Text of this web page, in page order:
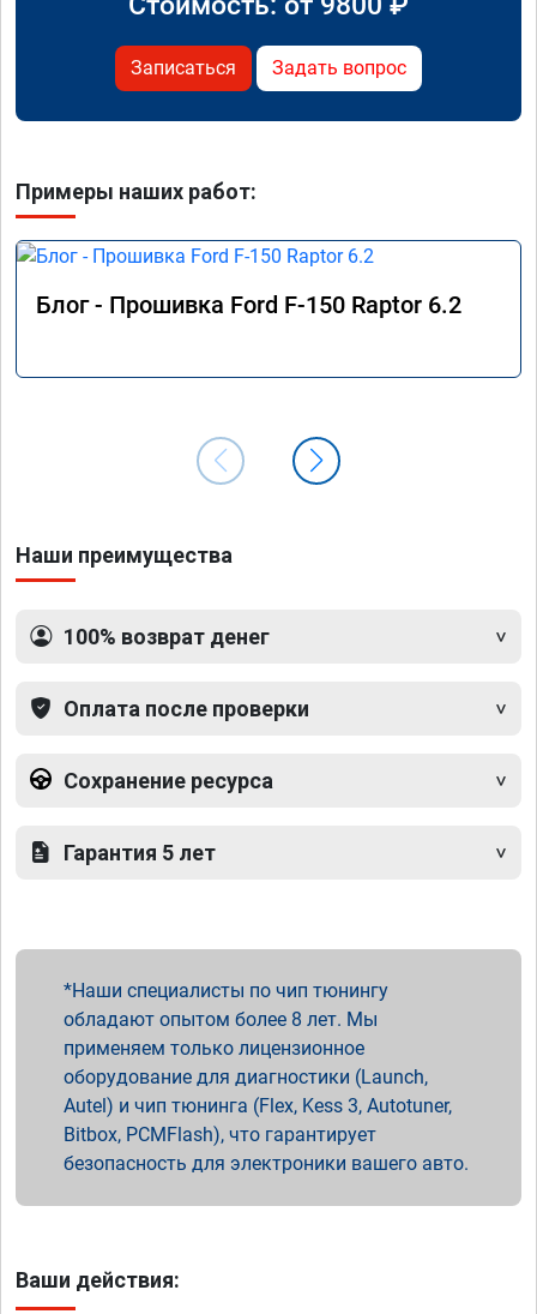
Записаться Задать вопрос
Примеры наших работ:
Блог - Прошивка Ford F-150 Raptor 6.2
Наши преимущества
100% возврат денег
Оплата после проверки
Сохранение ресурса
Гарантия 5 лет
Наши специалисты по чип тюнингу
обладают опытом более 8 лет. Мы
применяем только лицензионное
оборудование для диагностики (Launch,
Autel) и чип тюнинга (Flex, Kess 3, Autotuner,
Bitbox, PCMFlash), что гарантирует
безопасность для электроники вашего авто.
Ваши действия: